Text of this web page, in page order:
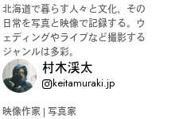
北海道で暮らす人々と文化、その
日常を写真と映像で記録する。ウ
ェディングやライブなど撮影する
ジャンルは多彩。
村木渓太
keitamuraki.jp
映像作家 | 写真家